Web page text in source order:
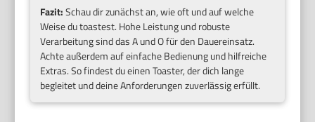
Fazit:Schau dir zunächst an, wie oft und auf welche
Weise du toastest. Hohe Leistung und robuste
Verarbeitung sind das A und O für den Dauereinsatz.
Achte außerdem auf einfache Bedienung und hilfreiche
Extras. So findest du einen Toaster, der dich lange
begleitet und deine Anforderungen zuverlässig erfüllt.